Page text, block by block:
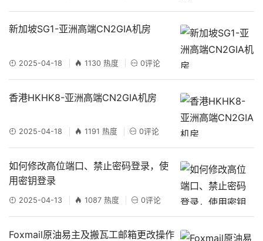
新加坡SG1-亚洲高端CN2GIA机房
2025-04-18 1130 热度 0评论
香港HKHK8-亚洲高端CN2GIA机房
2025-04-18 1191 热度 0评论
如何修改高位端口、禁止密码登录，使
用密钥登录
2025-04-13 1087 热度 0评论
Foxmail原油易主及搬瓦工邮箱更改操作